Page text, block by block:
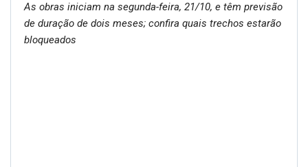
As obras iniciam na segunda-feira, 21/10, e têm previsão
de duração de dois meses; confira quais trechos estarão
bloqueados